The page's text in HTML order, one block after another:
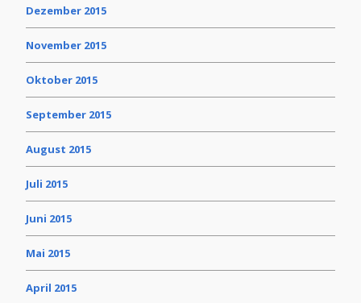
Dezember 2015
November 2015
Oktober 2015
September 2015
August 2015
Juli 2015
Juni 2015
Mai 2015
April 2015